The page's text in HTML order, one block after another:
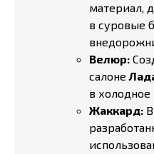
материал,
в суровые
Велюр:
салоне
в холодное
Жаккард: